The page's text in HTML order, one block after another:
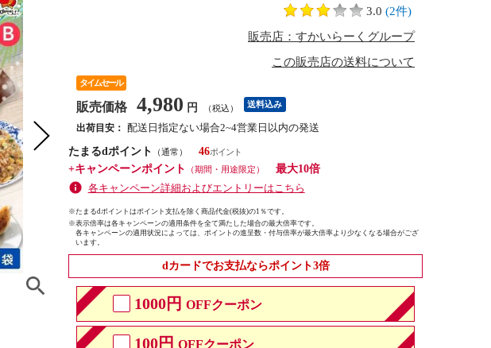
3.0 (2件)
販売店：すかいらーくグループ
この販売店の送料について
タイムセール
販売価格 4,980 円 （税込） 送料込み
出荷目安： 配送日指定ない場合2~4営業日以内の発送
たまるdポイント
（通常）
46
+キャンペーンポイント
（期間・用途限定）
最大10倍
各キャンペーン詳細およびエントリーはこちら
※たまるdポイントはポイント支払を除く商品代金(税抜)の1％です。
※表示倍率は各キャンペーンの適用条件を全て満たした場合の最大倍率です。
各キャンペーンの適用状況によっては、ポイントの進呈数・付与倍率が最大倍率より少なくなる場合がござ
います。
dカードでお支払ならポイント3倍
1000円 OFFクーポン
100円 OFFクーポン